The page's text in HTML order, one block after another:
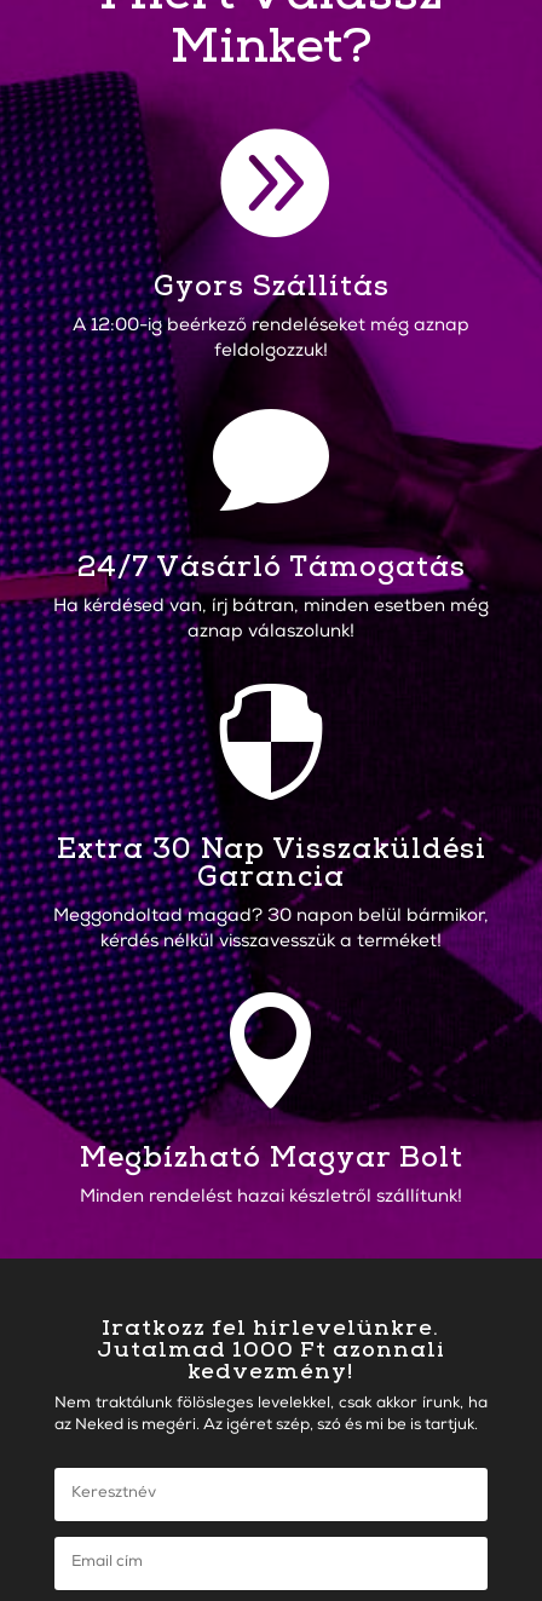
Minket?

Gyors Szállítás
A 12:00-ig beérkező rendeléseket még aznap
feldolgozzuk!

24/7 Vásárló Támogatás
Ha kérdésed van, írj bátran, minden esetben még
aznap válaszolunk!

Extra 30 Nap Visszaküldési
Garancia
Meggondoltad magad? 30 napon belül bármikor,
kérdés nélkül visszavesszük a terméket!

Megbízható Magyar Bolt
Minden rendelést hazai készletről szállítunk!
Iratkozz fel hírlevelünkre.
Jutalmad 1000 Ft azonnali
kedvezmény!
Nem traktálunk fölösleges levelekkel, csak akkor írunk, ha
az Neked is megéri. Az igéret szép, szó és mi be is tartjuk.